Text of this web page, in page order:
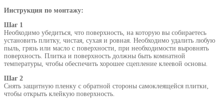
Инструкция по монтажу:
Шаг 1
Необходимо убедиться, что поверхность, на которую вы собираетесь
установить плитку, чистая, сухая и ровная. Необходимо удалить любую
пыль, грязь или масло с поверхности, при необходимости выровнять
поверхность. Плитка и поверхность должны быть комнатной
температуры, чтобы обеспечить хорошее сцепление клеевой основы.
Шаг 2
Снять защитную пленку с обратной стороны самоклеящейся плитки,
чтобы открыть клейкую поверхность.